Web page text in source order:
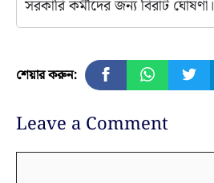
সরকারি কর্মীদের জন্য বিরাট ঘোষণা।
শেয়ার করুন:
Leave a Comment